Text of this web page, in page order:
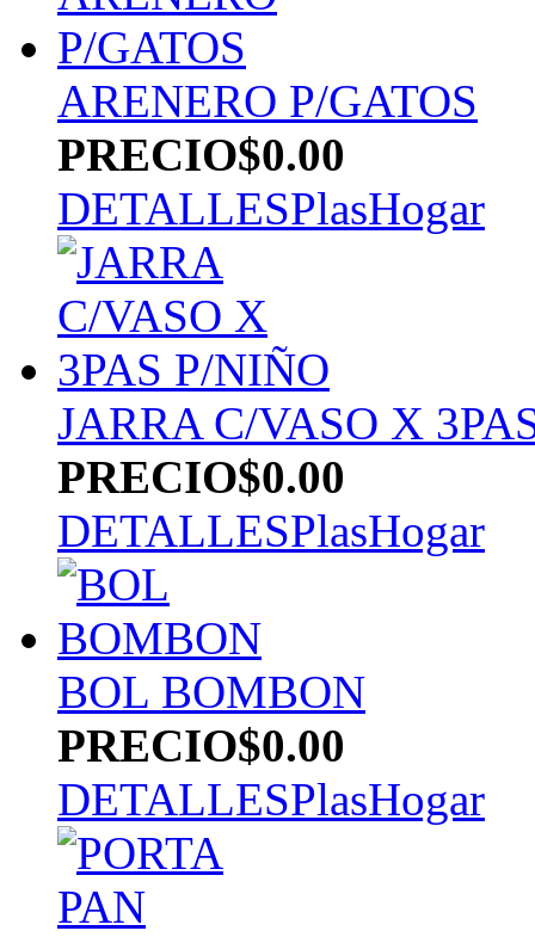
ARENERO P/GATOS
PRECIO$0.00
DETALLESPlasHogar
JARRA C/VASO X
PRECIO$0.00
DETALLESPlasHogar
BOL BOMBON
PRECIO$0.00
DETALLESPlasHogar